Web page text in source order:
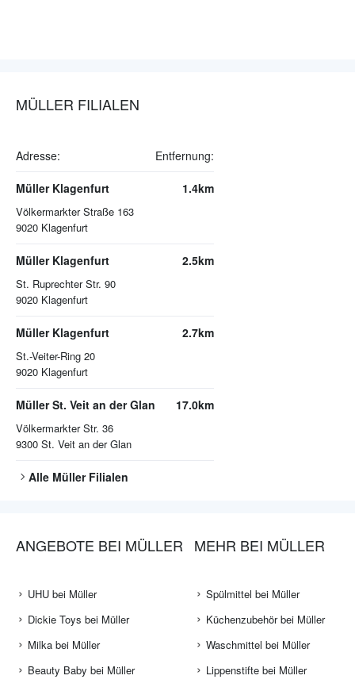
MÜLLER FILIALEN
Adresse: Entfernung:
Müller Klagenfurt
Völkermarkter Straße 163
9020 Klagenfurt
1.4km
Müller Klagenfurt
St. Ruprechter Str. 90
9020 Klagenfurt
2.5km
Müller Klagenfurt
St.-Veiter-Ring 20
9020 Klagenfurt
2.7km
Müller St. Veit an der Glan
Völkermarkter Str. 36
9300 St. Veit an der Glan
17.0km
Alle MüllerFilialen
ANGEBOTE BEI MÜLLER
UHU bei Müller
Dickie Toys bei Müller
Milka bei Müller
Beauty Baby bei Müller
MEHR BEI MÜLLER
Spülmittel bei Müller
Küchenzubehör bei Müller
Waschmittel bei Müller
Lippenstifte bei Müller